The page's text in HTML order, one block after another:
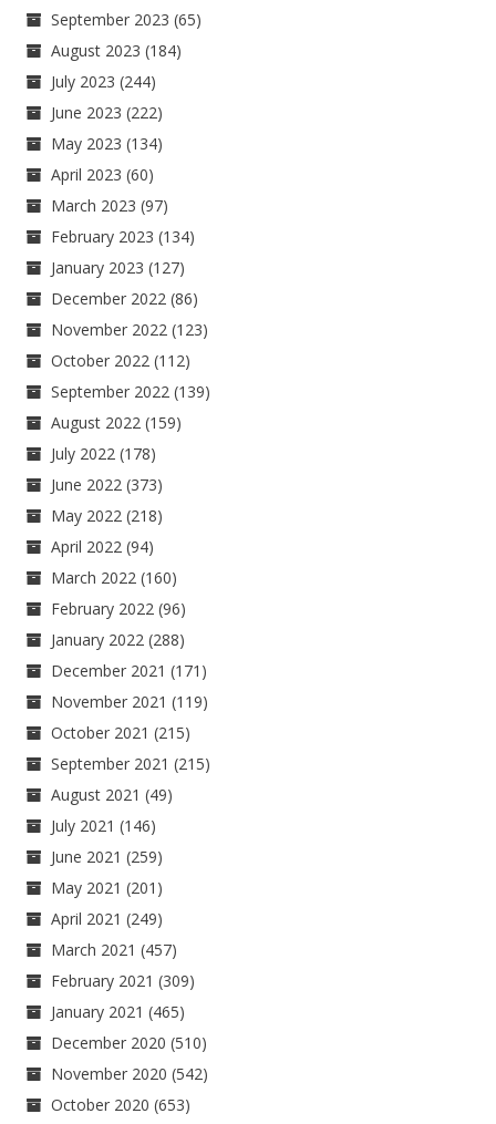
September 2023 (65)
August 2023 (184)
July 2023 (244)
June 2023 (222)
May 2023 (134)
April 2023 (60)
March 2023 (97)
February 2023 (134)
January 2023 (127)
December 2022 (86)
November 2022 (123)
October 2022 (112)
September 2022 (139)
August 2022 (159)
July 2022 (178)
June 2022 (373)
May 2022 (218)
April 2022 (94)
March 2022 (160)
February 2022 (96)
January 2022 (288)
December 2021 (171)
November 2021 (119)
October 2021 (215)
September 2021 (215)
August 2021 (49)
July 2021 (146)
June 2021 (259)
May 2021 (201)
April 2021 (249)
March 2021 (457)
February 2021 (309)
January 2021 (465)
December 2020 (510)
November 2020 (542)
October 2020 (653)